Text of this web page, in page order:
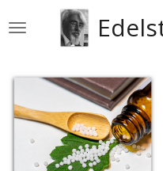
direct
de
hoofdinhoud